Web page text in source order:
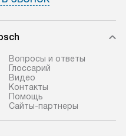
Вопросы и ответы
Глоссарий
Видео
Контакты
Помощь
Сайты-партнеры